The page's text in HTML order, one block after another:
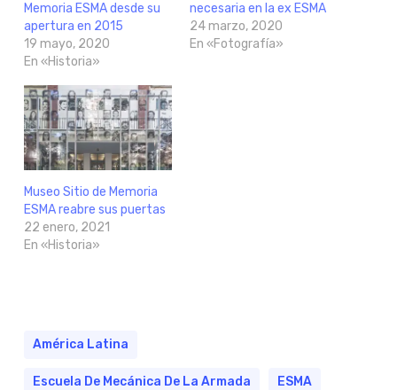
Memoria ESMA desde su
apertura en 2015
19 mayo, 2020
En «Historia»
necesaria en la ex ESMA
24 marzo, 2020
En «Fotografía»
Museo Sitio de Memoria
ESMA reabre sus puertas
22 enero, 2021
En «Historia»
América Latina
Escuela De Mecánica De La Armada ESMA